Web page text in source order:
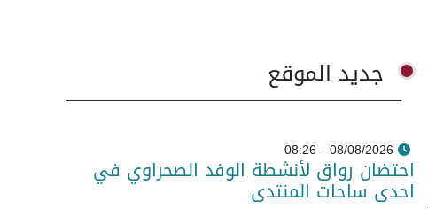
جديد الموقع
08/08/2026 - 08:26
احتضان رواق لأنشطة الوفد الصحراوي في
احدى ساحات المنتدى